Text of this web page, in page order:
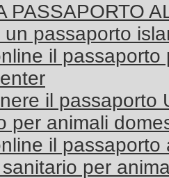
PASSAPORTO
un passaporto
il
il passaporto
per animali
il
per